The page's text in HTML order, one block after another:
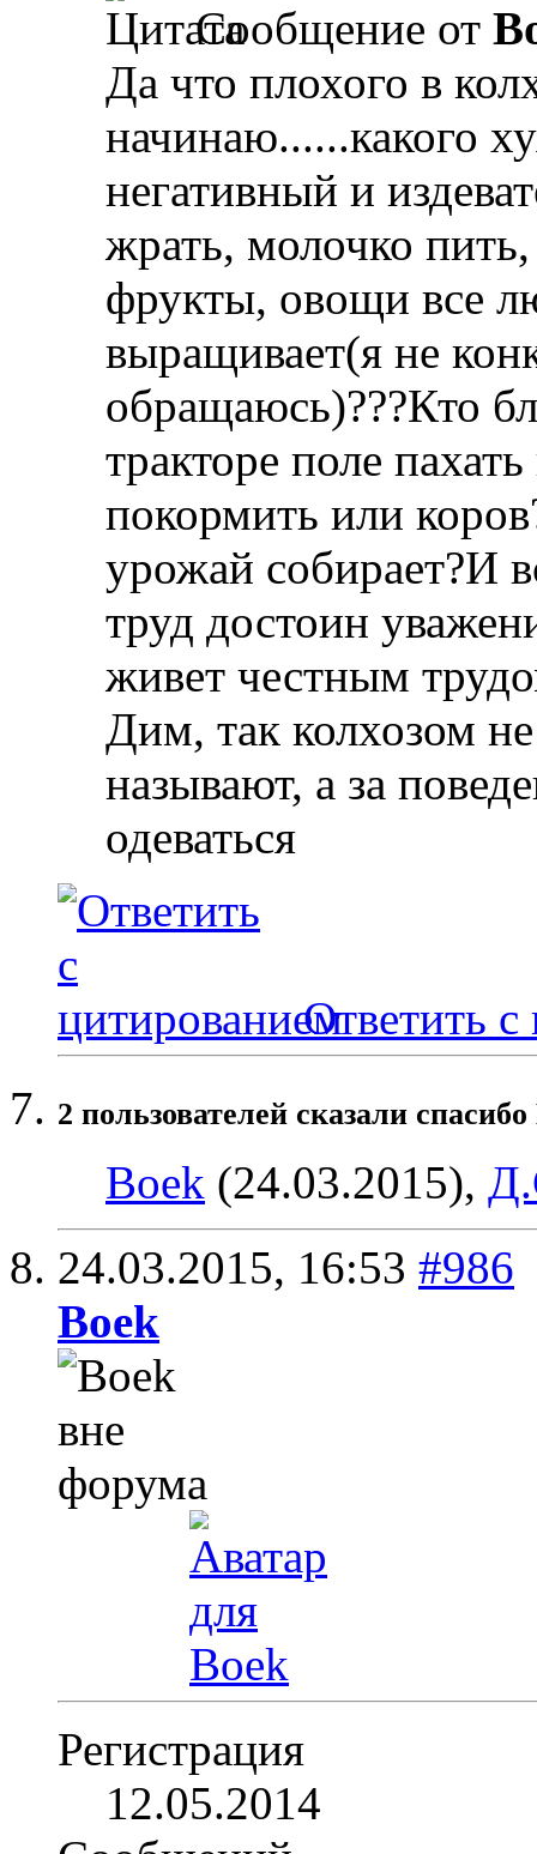
Сообщение от
Да что плохого в
начинаю......какого
негативный и
жрать, молочко
фрукты, овощи все
выращивает(я не
обращаюсь)???Кто
тракторе поле
покормить или
урожай собирает?И
труд достоин
живет честным
Дим, так колхозом
называют, а за
одеваться
Ответить с
2 пользователей сказали
Boek (24.03.2015),
24.03.2015, 16:53 #986
Boek
Регистрация
12.05.2014